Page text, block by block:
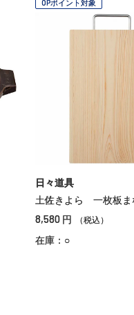
OPポイント対象
日々道具
土佐きよら 一枚板ま
8,580 円 （税込）
在庫：○